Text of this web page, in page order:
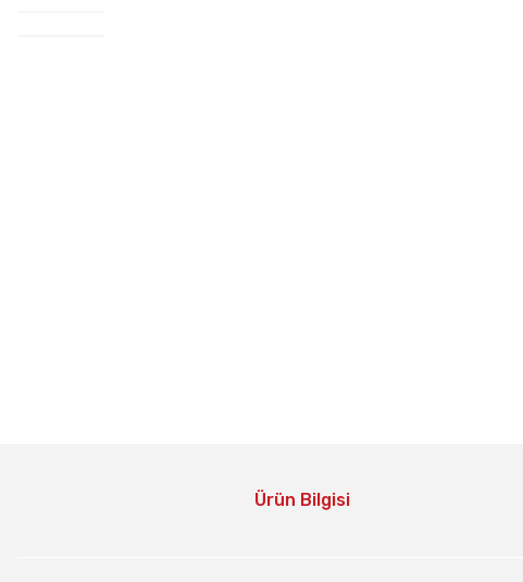
Ürün Bilgisi